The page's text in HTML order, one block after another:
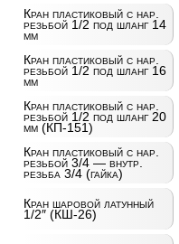
Кран пластиковый с нар.
резьбой 1/2 под шланг 14
мм
Кран пластиковый с нар.
резьбой 1/2 под шланг 16
мм
Кран пластиковый с нар.
резьбой 1/2 под шланг 20
мм (КП-151)
Кран пластиковый с нар.
резьбой 3/4 — внутр.
резьба 3/4 (гайка)
Кран шаровой латунный
1/2″ (КШ-26)